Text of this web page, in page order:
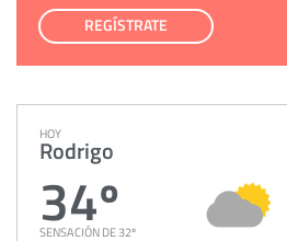
REGÍSTRATE
HOY
Rodrigo
34º
SENSACIÓN DE 32º